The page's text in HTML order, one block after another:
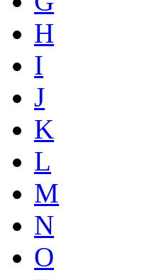
H
I
J
K
L
M
N
O